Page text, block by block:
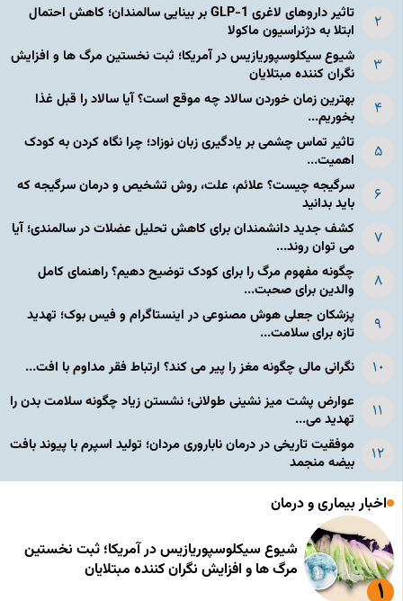
تاثیر داروهای لاغری GLP-1 بر بینایی سالمندان؛ کاهش احتمال
ابتلا به دژنراسیون ماکولا
شیوع سیکلوسپوریازیس در آمریکا؛ ثبت نخستین مرگ ها و افزایش
نگران کننده مبتلایان
بهترین زمان خوردن سالاد چه موقع است؟ آیا سالاد را قبل غذا
بخوریم...
تاثیر تماس چشمی بر یادگیری زبان نوزاد؛ چرا نگاه کردن به کودک
اهمیت...
سرگیجه چیست؟ علائم، علت، روش تشخیص و درمان سرگیجه که
باید بدانید
کشف جدید دانشمندان برای کاهش تحلیل عضلات در سالمندی؛ آیا
می توان روند...
چگونه مفهوم مرگ را برای کودک توضیح دهیم؟ راهنمای کامل
والدین برای صحبت...
پزشکان جعلی هوش مصنوعی در اینستاگرام و فیس بوک؛ تهدید
تازه برای سلامت...
نگرانی مالی چگونه مغز را پیر می کند؟ ارتباط فقر مداوم با افت...
عوارض پشت میز نشینی طولانی؛ نشستن زیاد چگونه سلامت بدن را
تهدید می...
موفقیت تاریخی در درمان ناباروری مردان؛ تولید اسپرم با پیوند بافت
بیضه منجمد
اخبار بیماری و درمان
شیوع سیکلوسپوریازیس در آمریکا؛ ثبت نخستین
مرگ ها و افزایش نگران کننده مبتلایان